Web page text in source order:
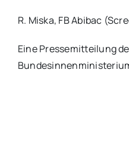
R. Miska, FB Abibac
Eine Pressemitteilung